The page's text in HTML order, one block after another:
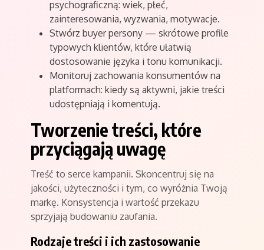
psychograficzną: wiek, płeć,
zainteresowania, wyzwania, motywacje.
Stwórz buyer persony — skrótowe profile
typowych klientów, które ułatwią
dostosowanie języka i tonu komunikacji.
Monitoruj zachowania konsumentów na
platformach: kiedy są aktywni, jakie treści
udostępniają i komentują.
Tworzenie treści, które
przyciągają uwagę
Treść to serce kampanii. Skoncentruj się na
jakości, użyteczności i tym, co wyróżnia Twoją
markę. Konsystencja i wartość przekazu
sprzyjają budowaniu zaufania.
Rodzaje treści i ich zastosowanie